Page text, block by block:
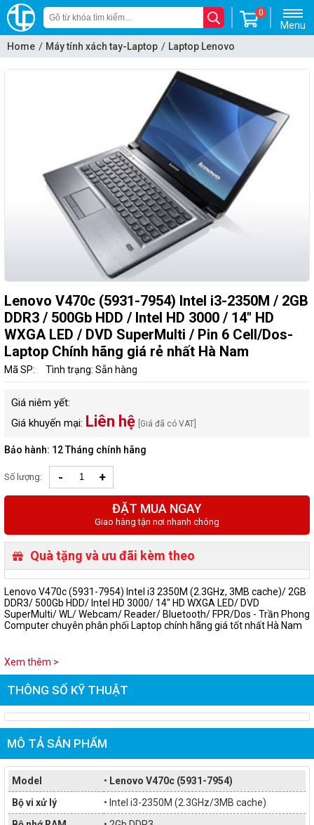
Menu
0
Home Máy tính xách tay-Laptop Laptop Lenovo
Lenovo V470c (5931-7954) Intel i3-2350M / 2GB
DDR3 / 500Gb HDD / Intel HD 3000 / 14" HD
WXGA LED / DVD SuperMulti / Pin 6 Cell/Dos-
Laptop Chính hãng giá rẻ nhất Hà Nam
Mã SP: Tình trạng: Sẵn hàng
Giá niêm yết:
Giá khuyến mại: Liên hệ [Giá đã có VAT]
Bảo hành: 12 Tháng chính hãng
Số lượng: - +
ĐẶT MUA NGAY
Giao hàng tận nơi nhanh chóng
Quà tặng và ưu đãi kèm theo
Lenovo V470c (5931-7954) Intel i3 2350M (2.3GHz, 3MB cache)/ 2GB
DDR3/ 500Gb HDD/ Intel HD 3000/ 14" HD WXGA LED/ DVD
SuperMulti/ WL/ Webcam/ Reader/ Bluetooth/ FPR/Dos - Trần Phong
Computer chuyên phân phối Laptop chính hãng giá tốt nhất Hà Nam
Xem thêm >
THÔNG SỐ KỸ THUẬT
MÔ TẢ SẢN PHẨM
Model • Lenovo V470c (5931-7954)
Bộ vi xử lý
• Intel i3-2350M (2.3GHz/3MB cache)